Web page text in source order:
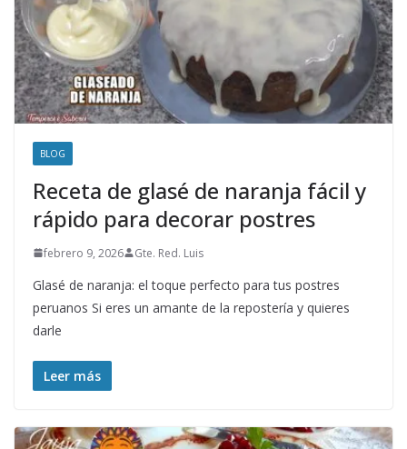
BLOG
Receta de glasé de naranja fácil y
rápido para decorar postres
febrero 9, 2026 Gte. Red. Luis
Glasé de naranja: el toque perfecto para tus postres
peruanos Si eres un amante de la repostería y quieres
darle
Leer más